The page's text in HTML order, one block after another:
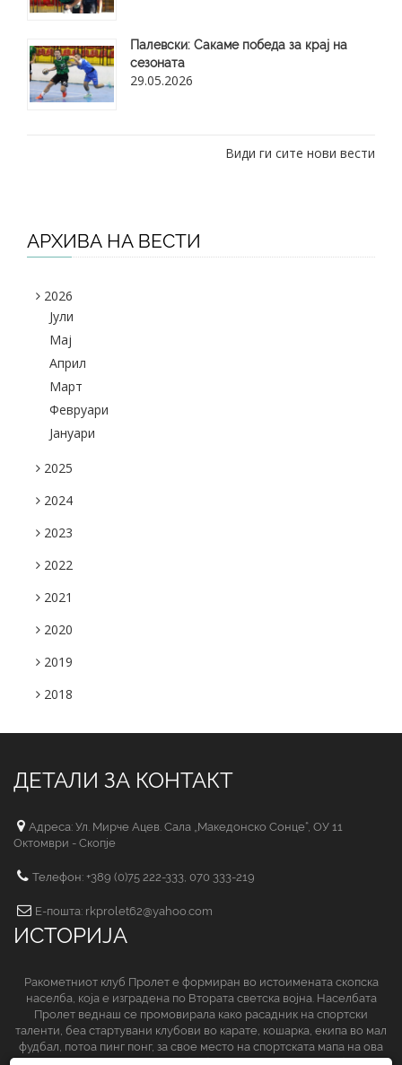
​Палевски: Сакаме победа за крај на
сезоната
29.05.2026
Види ги сите нови вести
АРХИВА НА ВЕСТИ
2026
Јули
Maj
Април
Март
Февруари
Јануари
2025
2024
2023
2022
2021
2020
2019
2018
ДЕТАЛИ ЗА КОНТАКТ
Адреса: Ул. Мирче Ацев. Сала „Македонско Сонце“, ОУ 11
Октомври - Скопје
Телефон: +389 (0)75 222-333, 070 333-219
Е-пошта: rkprolet62@yahoo.com
ИСТОРИЈА
Ракометниот клуб Пролет е формиран во истоимената скопска
населба, која е изградена по Втората светска војна. Населбата
Пролет веднаш се промовирала како расадник на спортски
таленти, беа стартувани клубови во карате, кошарка, екипа во мал
фудбал, потоа пинг понг, за свое место на спортската мапа на ова